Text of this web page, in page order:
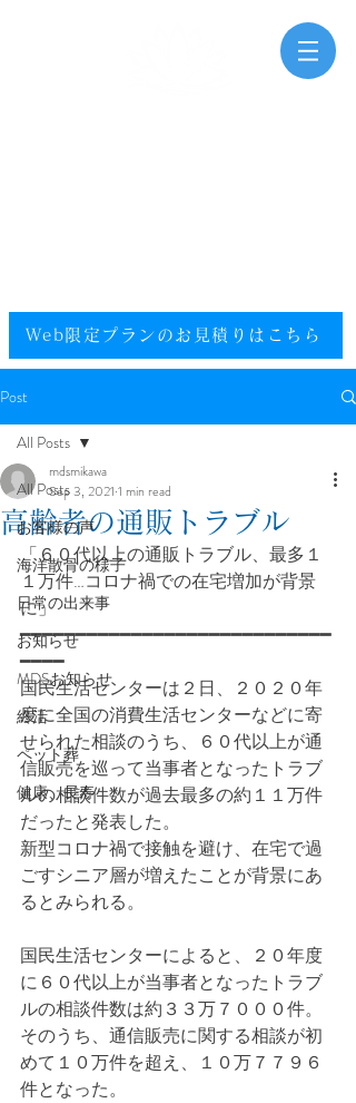
Web限定プランのお見積りはこちら​
Post
All Posts
お客様の声
海洋散骨の様子
日常の出来事
お知らせ
MDSお知らせ
終活
ペット葬
健康、長寿
All Posts
高齢者の通販トラブル
mdsmikawa
Sep 3, 2021 1 min read
「６０代以上の通販トラブル、最多１
１万件…コロナ禍での在宅増加が背景
に」
━━━━━━━━━━━━━━━━━━━━━━━━━━━━
━━━━
国民生活センターは２日、２０２０年
度に全国の消費生活センターなどに寄
せられた相談のうち、６０代以上が通
信販売を巡って当事者となったトラブ
ルの相談件数が過去最多の約１１万件
だったと発表した。
新型コロナ禍で接触を避け、在宅で過
ごすシニア層が増えたことが背景にあ
るとみられる。
国民生活センターによると、２０年度
に６０代以上が当事者となったトラブ
ルの相談件数は約３３万７０００件。
そのうち、通信販売に関する相談が初
めて１０万件を超え、１０万７７９６
件となった。